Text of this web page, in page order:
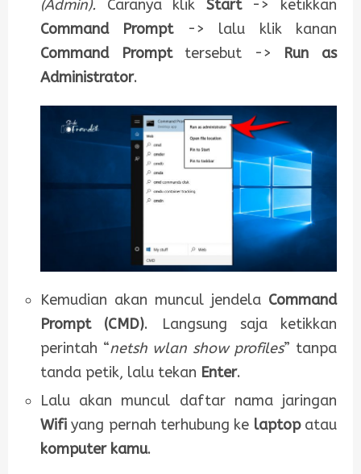
(Admin). Caranya klik Start-> ketikkan
Command Prompt-> lalu klik kanan
Command Prompttersebut -> Run as
Administrator.
Kemudian akan muncul jendela Command
Prompt (CMD). Langsung saja ketikkan
perintah “netsh wlan show profiles” tanpa
tanda petik, lalu tekan Enter.
Lalu akan muncul daftar nama jaringan
Wifi yang pernah terhubung ke laptopatau
komputer kamu.